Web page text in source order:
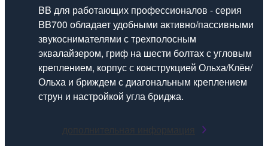
BB для работающих профессионалов - серия
BB700 обладает удобными активно/пассивными
звукоснимателями с трехполосным
эквалайзером, гриф на шести болтах с угловым
креплением, корпус с конструкцией Ольха/Клён/
Ольха и бриждем с диагональным креплением
струн и настройкой угла бриджа.
дополнительная информация